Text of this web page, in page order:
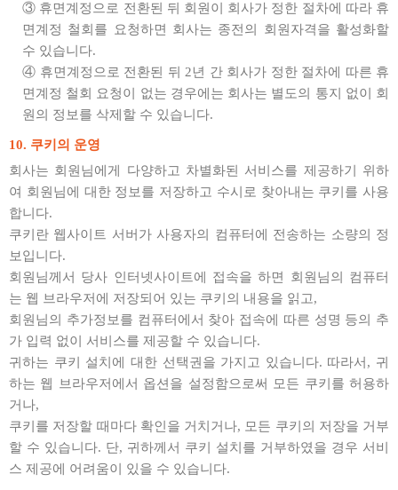
③ 휴면계정으로 전환된 뒤 회원이 회사가 정한 절차에 따라 휴
면계정 철회를 요청하면 회사는 종전의 회원자격을 활성화할
수 있습니다.
④ 휴면계정으로 전환된 뒤 2년 간 회사가 정한 절차에 따른 휴
면계정 철회 요청이 없는 경우에는 회사는 별도의 통지 없이 회
원의 정보를 삭제할 수 있습니다.
10. 쿠키의 운영
회사는 회원님에게 다양하고 차별화된 서비스를 제공하기 위하
여 회원님에 대한 정보를 저장하고 수시로 찾아내는 쿠키를 사용
합니다.
쿠키란 웹사이트 서버가 사용자의 컴퓨터에 전송하는 소량의 정
보입니다.
회원님께서 당사 인터넷사이트에 접속을 하면 회원님의 컴퓨터
는 웹 브라우저에 저장되어 있는 쿠키의 내용을 읽고,
회원님의 추가정보를 컴퓨터에서 찾아 접속에 따른 성명 등의 추
가 입력 없이 서비스를 제공할 수 있습니다.
귀하는 쿠키 설치에 대한 선택권을 가지고 있습니다. 따라서, 귀
하는 웹 브라우저에서 옵션을 설정함으로써 모든 쿠키를 허용하
거나,
쿠키를 저장할 때마다 확인을 거치거나, 모든 쿠키의 저장을 거부
할 수 있습니다. 단, 귀하께서 쿠키 설치를 거부하였을 경우 서비
스 제공에 어려움이 있을 수 있습니다.